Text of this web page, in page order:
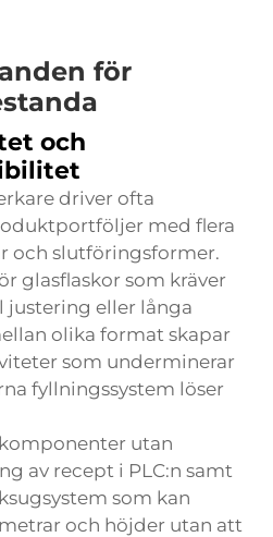
för
och
driver ofta
med flera
och slutföringsformer.
glasflaskor som kräver
eller långa
olika format skapar
som underminerar
fyllningssystem löser
utan
av recept i PLC:n samt
som kan
och höjder utan att